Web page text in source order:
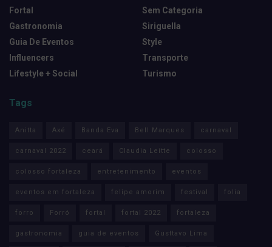
Fortal
Gastronomia
Guia De Eventos
Influencers
Lifestyle + Social
Sem Categoria
Siriguella
Style
Transporte
Turismo
Tags
Anitta Axé Banda Eva Bell Marques carnaval
carnaval 2022 ceará Claudia Leitte colosso
colosso fortaleza entretenimento eventos
eventos em fortaleza felipe amorim festival folia
forro Forró fortal fortal 2022 fortaleza
gastronomia guia de eventos Gusttavo Lima